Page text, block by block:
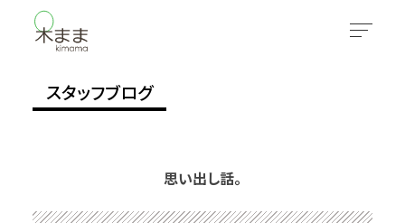
スタッフブログ
思い出し話。